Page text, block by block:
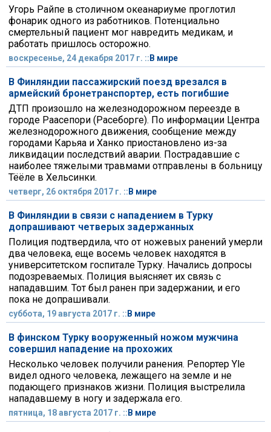
Угорь Райпе в столичном океанариуме проглотил
фонарик одного из работников. Потенциально
смертельный пациент мог навредить медикам, и
работать пришлось осторожно.
воскресенье, 24 декабря 2017 г. :: В мире
В Финляндии пассажирский поезд врезался в
армейский бронетранспортер, есть погибшие
ДТП произошло на железнодорожном переезде в
городе Раасепори (Расеборге). По информации Центра
железнодорожного движения, сообщение между
городами Карьяа и Ханко приостановлено из-за
ликвидации последствий аварии. Пострадавшие с
наиболее тяжелыми травмами отправлены в больницу
Тёёле в Хельсинки.
четверг, 26 октября 2017 г. :: В мире
В Финляндии в связи с нападением в Турку
допрашивают четверых задержанных
Полиция подтвердила, что от ножевых ранений умерли
два человека, еще восемь человек находятся в
университетском госпитале Турку. Начались допросы
подозреваемых. Полиция выясняет их связь с
нападавшим. Тот был ранен при задержании, и его
пока не допрашивали.
суббота, 19 августа 2017 г. :: В мире
В финском Турку вооруженный ножом мужчина
совершил нападение на прохожих
Несколько человек получили ранения. Репортер Yle
видел одного человека, лежащего на земле и не
подающего признаков жизни. Полиция выстрелила
нападавшему в ногу и задержала его.
пятница, 18 августа 2017 г. :: В мире